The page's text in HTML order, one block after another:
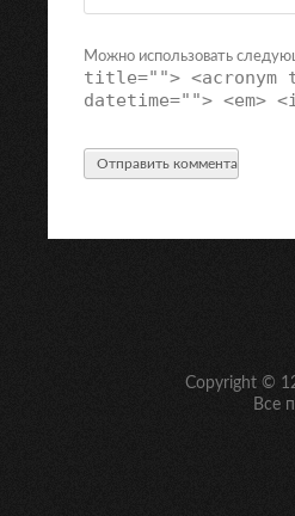
Можно использовать
title=""> <acronym
datetime=""> <em>
Copyright ©
Все